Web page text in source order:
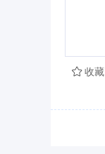
收藏